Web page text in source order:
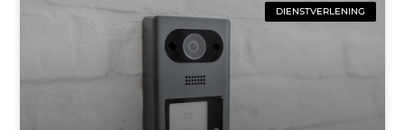
DIENSTVERLENING